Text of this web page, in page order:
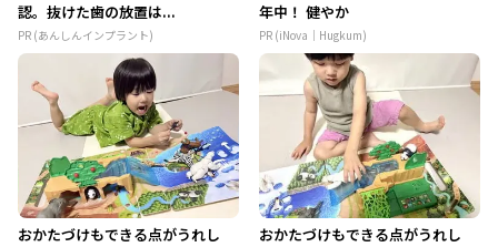
認。抜けた歯の放置は...
PR (あんしんインプラント)
年中！ 健やか
PR (iNova｜Hugkum)
おかたづけもできる点がうれし
おかたづけもできる点がうれし